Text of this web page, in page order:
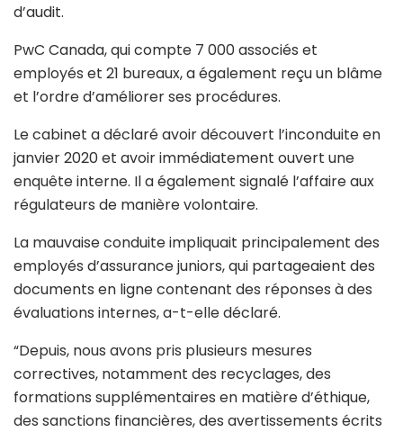
d’audit.
PwC Canada, qui compte 7 000 associés et
employés et 21 bureaux, a également reçu un blâme
et l’ordre d’améliorer ses procédures.
Le cabinet a déclaré avoir découvert l’inconduite en
janvier 2020 et avoir immédiatement ouvert une
enquête interne. Il a également signalé l’affaire aux
régulateurs de manière volontaire.
La mauvaise conduite impliquait principalement des
employés d’assurance juniors, qui partageaient des
documents en ligne contenant des réponses à des
évaluations internes, a-t-elle déclaré.
“Depuis, nous avons pris plusieurs mesures
correctives, notamment des recyclages, des
formations supplémentaires en matière d’éthique,
des sanctions financières, des avertissements écrits